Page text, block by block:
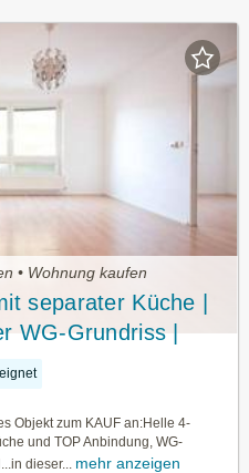
• Wohnung kaufen
separater Küche |
WG-Grundriss |
Objekt zum KAUF an:Helle 4-
und TOP Anbindung, WG-
dieser...
mehr anzeigen